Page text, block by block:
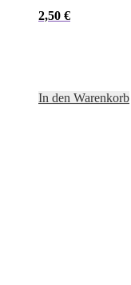
2,50 €
In den Warenkorb